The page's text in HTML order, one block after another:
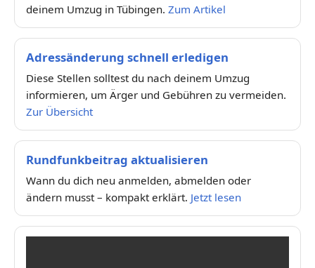
deinem Umzug in Tübingen. Zum Artikel
Adressänderung schnell erledigen
Diese Stellen solltest du nach deinem Umzug
informieren, um Ärger und Gebühren zu vermeiden.
Zur Übersicht
Rundfunkbeitrag aktualisieren
Wann du dich neu anmelden, abmelden oder
ändern musst – kompakt erklärt. Jetzt lesen